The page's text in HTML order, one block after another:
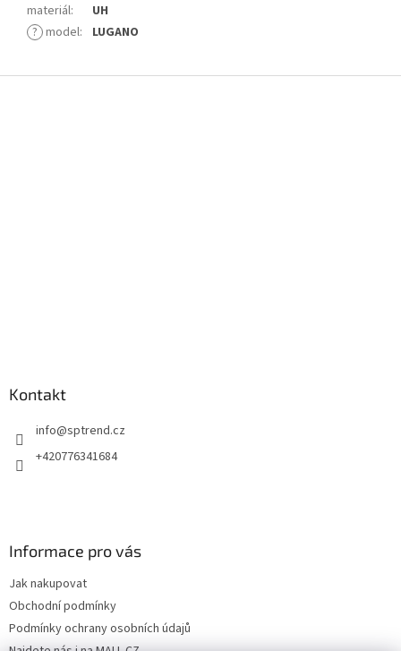
materiál:
UH
? model: LUGANO
Kontakt
info@sptrend.cz
+420776341684
Informace pro vás
Jak nakupovat
Obchodní podmínky
Podmínky ochrany osobních údajů